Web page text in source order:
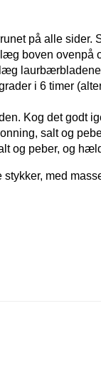
på alle
boven ovenpå
i 6 timer
Kog det godt
salt og
og peber, og
med